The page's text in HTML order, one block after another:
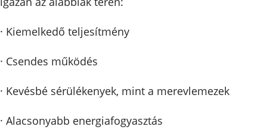
· Kiemelkedő teljesítmény
· Csendes működés
· Kevésbé sérülékenyek, mint a merevlemezek
· Alacsonyabb energiafogyasztás